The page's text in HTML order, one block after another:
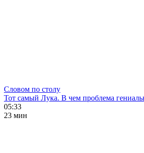
Словом по столу
Тот самый Лука. В чем проблема
05:33
23 мин